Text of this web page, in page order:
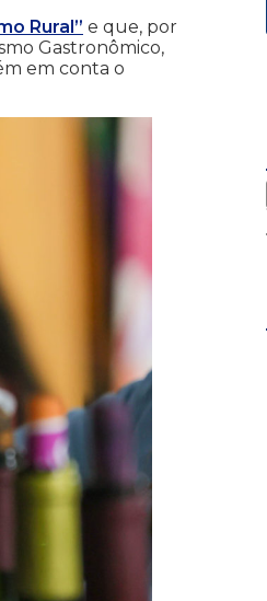
Rural” e que, por
Gastronômico,
em conta o